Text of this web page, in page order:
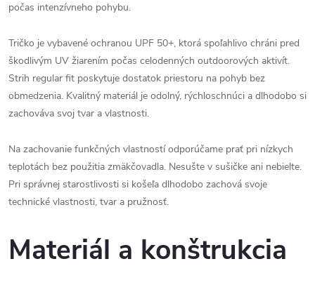
počas intenzívneho pohybu.
Tričko je vybavené ochranou UPF 50+, ktorá spoľahlivo chráni pred
škodlivým UV žiarením počas celodenných outdoorových aktivít.
Strih regular fit poskytuje dostatok priestoru na pohyb bez
obmedzenia. Kvalitný materiál je odolný, rýchloschnúci a dlhodobo si
zachováva svoj tvar a vlastnosti.
Na zachovanie funkčných vlastností odporúčame prať pri nízkych
teplotách bez použitia zmäkčovadla. Nesušte v sušičke ani nebielte.
Pri správnej starostlivosti si košeľa dlhodobo zachová svoje
technické vlastnosti, tvar a pružnosť.
Materiál a konštrukcia